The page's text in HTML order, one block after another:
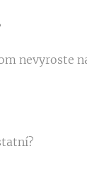
nevyroste